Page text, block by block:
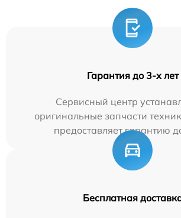
Гарантия до 3-х лет
Сервисный центр
оригинальные запчасти
предоставляет гарантию
Бесплатная